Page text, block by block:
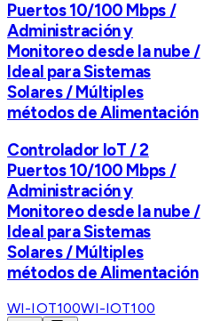
Puertos 10/100 Mbps /
Administración y
Monitoreo desde la nube /
Ideal para Sistemas
Solares / Múltiples
métodos de Alimentación
Controlador IoT / 2
Puertos 10/100 Mbps /
Administración y
Monitoreo desde la nube /
Ideal para Sistemas
Solares / Múltiples
métodos de Alimentación
WI-IOT100WI-IOT100